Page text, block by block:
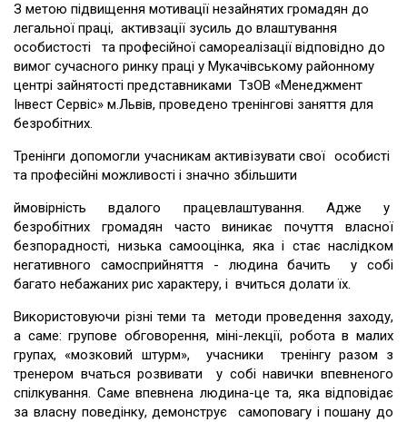
З метою підвищення мотивації незайнятих громадян до
легальної праці, активзації зусиль до влаштування
особистості та професійної самореалізації відповідно до
вимог сучасного ринку праці у Мукачівському районному
центрі зайнятості представниками ТзОВ «Менеджмент
Інвест Сервіс» м.Львів, проведено тренінгові заняття для
безробітних.
Тренінги допомогли учасникам активізувати свої особисті
та професійні можливості і значно збільшити
ймовірність вдалого працевлаштування. Адже у
безробітних громадян часто виникає почуття власної
безпорадності, низька самооцінка, яка і стає наслідком
негативного самосприйняття - людина бачить у собі
багато небажаних рис характеру, і вчиться долати їх.
Використовуючи різні теми та методи проведення заходу,
а саме: групове обговорення, міні-лекції, робота в малих
групах, «мозковий штурм», учасники тренінгу разом з
тренером вчаться розвивати у собі навички впевненого
спілкування. Саме впевнена людина-це та, яка відповідає
за власну поведінку, демонструє самоповагу і пошану до